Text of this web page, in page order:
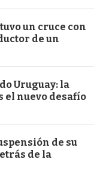
un cruce con
de un
Uruguay: la
el nuevo desafío
de su
de la